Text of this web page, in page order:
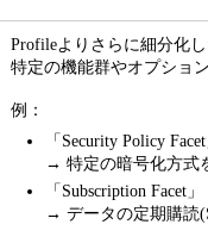
Profileよりさらに細分化
特定の機能群やオプショ
例：
「Security Policy
→ 特定の暗号化方式
「Subscription Facet」
→ データの定期購読